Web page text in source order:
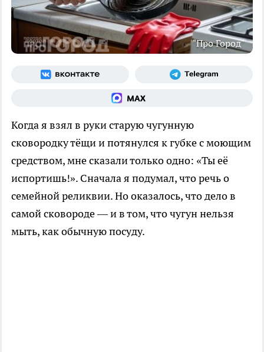
"Про Город"
Когда я взял в руки старую чугунную
сковородку тёщи и потянулся к губке с моющим
средством, мне сказали только одно: «Ты её
испортишь!». Сначала я подумал, что речь о
семейной реликвии. Но оказалось, что дело в
самой сковороде — и в том, что чугун нельзя
мыть, как обычную посуду.